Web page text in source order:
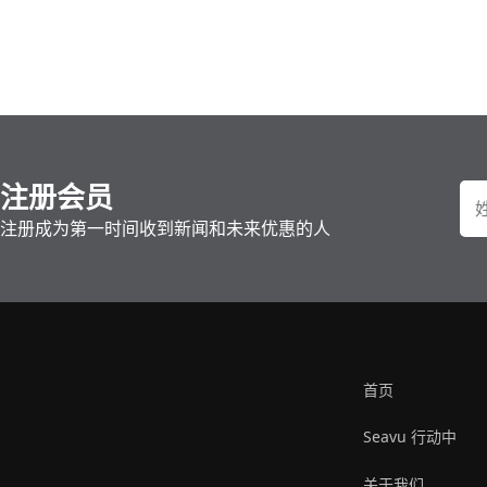
注册会员
注册成为第一时间收到新闻和未来优惠的人
首页
Seavu 行动中